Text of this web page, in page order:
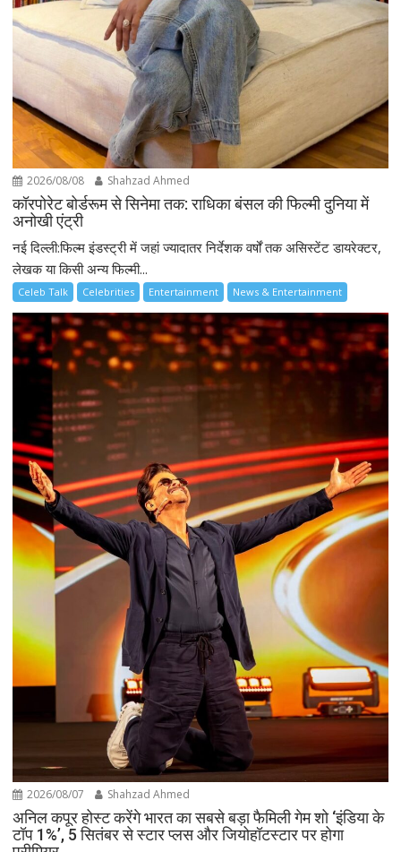
2026/08/08 Shahzad Ahmed
कॉरपोरेट बोर्डरूम से सिनेमा तक: राधिका बंसल की फिल्मी दुनिया में
अनोखी एंट्री
नई दिल्ली:फिल्म इंडस्ट्री में जहां ज्यादातर निर्देशक वर्षों तक असिस्टेंट डायरेक्टर,
लेखक या किसी अन्य फिल्मी...
Celeb Talk Celebrities Entertainment News & Entertainment
2026/08/07 Shahzad Ahmed
अनिल कपूर होस्ट करेंगे भारत का सबसे बड़ा फैमिली गेम शो ‘इंडिया के
टॉप 1%’, 5 सितंबर से स्टार प्लस और जियोहॉटस्टार पर होगा